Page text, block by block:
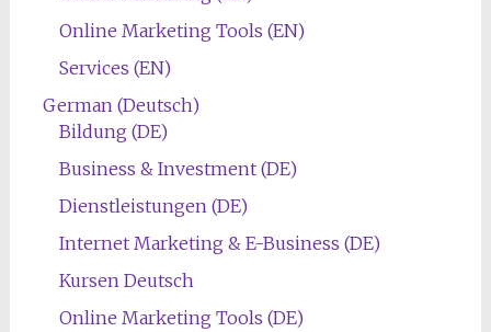
Online Marketing Tools (EN)
Services (EN)
German (Deutsch)
Bildung (DE)
Business & Investment (DE)
Dienstleistungen (DE)
Internet Marketing & E-Business (DE)
Kursen Deutsch
Online Marketing Tools (DE)